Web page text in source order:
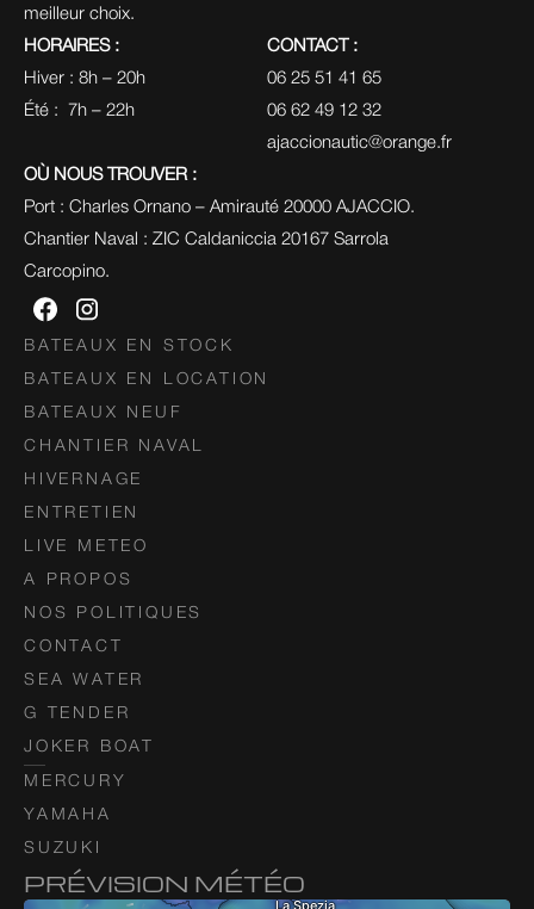
meilleur choix.
HORAIRES :
Hiver : 8h – 20h
Été :  7h – 22h
CONTACT :
06 25 51 41 65
06 62 49 12 32
ajaccionautic@orange.fr
OÙ NOUS TROUVER :
Port : Charles Ornano – Amirauté 20000 AJACCIO.
Chantier Naval : ZIC Caldaniccia 20167 Sarrola
Carcopino.
BATEAUX EN STOCK
BATEAUX EN LOCATION
BATEAUX NEUF
CHANTIER NAVAL
HIVERNAGE
ENTRETIEN
LIVE METEO
A PROPOS
NOS POLITIQUES
CONTACT
SEA WATER
G TENDER
JOKER BOAT
MERCURY
YAMAHA
SUZUKI
PRÉVISION MÉTÉO